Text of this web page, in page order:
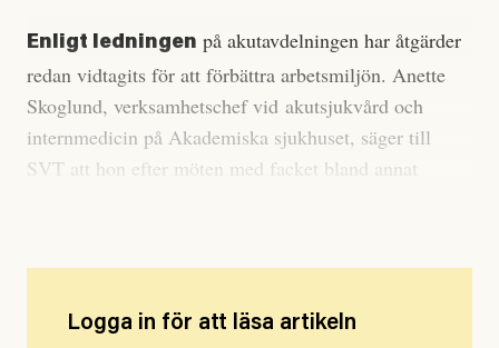
Enligt ledningen på akutavdelningen har åtgärder
redan vidtagits för att förbättra arbetsmiljön. Anette
Skoglund, verksamhetschef vid akutsjukvård och
internmedicin på Akademiska sjukhuset, säger till
SVT att hon efter möten med facket bland annat
Logga in för att läsa artikeln